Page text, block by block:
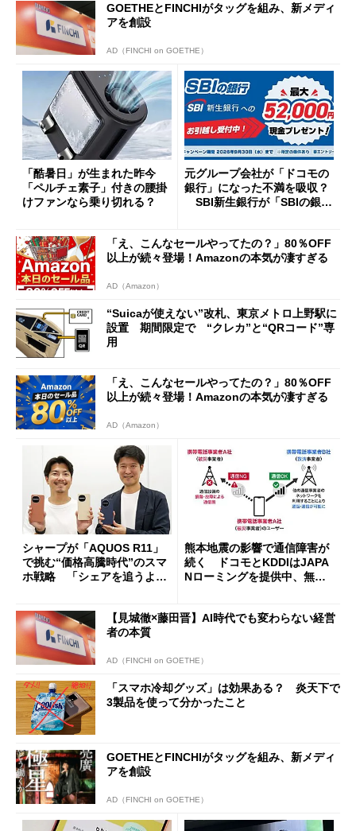
GOETHEとFINCHIがタッグを組み、新メディ
アを創設
AD（FINCHI on GOETHE）
「酷暑日」が生まれた昨今
「ペルチェ素子」付きの腰掛
けファンなら乗り切れる？
元グループ会社が「ドコモの
銀行」になった不満を吸収？
SBI新生銀行が「SBIの銀
開催
「え、こんなセールやってたの？」80％OFF
以上が続々登場！Amazonの本気が凄すぎる
AD（Amazon）
“Suicaが使えない”改札、東京メトロ上野駅に
設置 期間限定で “クレカ”と“QRコード”専
用
「え、こんなセールやってたの？」80％OFF
以上が続々登場！Amazonの本気が凄すぎる
AD（Amazon）
シャープが「AQUOS R11」
で挑む“価格高騰時代”のスマ
ホ戦略 「シェアを追うより
熊本地震の影響で通信障害が
続く ドコモとKDDIはJAPA
Nローミングを提供中、無料
【見城徹×藤田晋】AI時代でも変わらない経営
者の本質
AD（FINCHI on GOETHE）
「スマホ冷却グッズ」は効果ある？ 炎天下で
3製品を使って分かったこと
GOETHEとFINCHIがタッグを組み、新メディ
アを創設
AD（FINCHI on GOETHE）